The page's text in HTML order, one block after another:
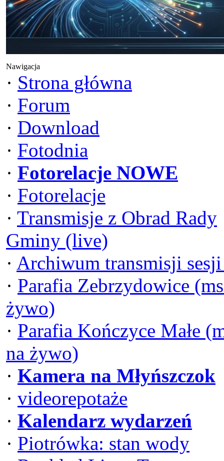
Nawigacja
· Strona główna
· Forum
· Download
· Fotodnia
· Fotorelacje NOWE
· Fotorelacje
· Transmisje z Obrad Rady
Gminy (live)
· Archiwum transmisji
· Parafia Zebrzydowice
żywo)
· Parafia Kończyce Małe
na żywo)
· Kamera na Młyńszczok
· videorepotaże
· Kalendarz wydarzeń
· Piotrówka: stan wody